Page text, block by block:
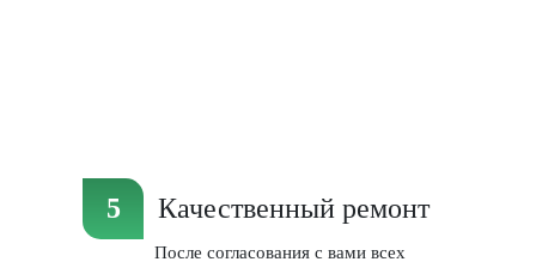
Качественный ремонт
После согласования с вами всех